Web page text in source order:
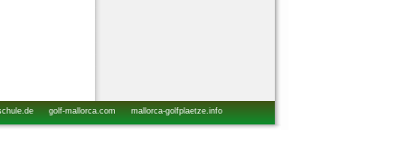
golf-mallorca.com mallorca-golfplaetze.info